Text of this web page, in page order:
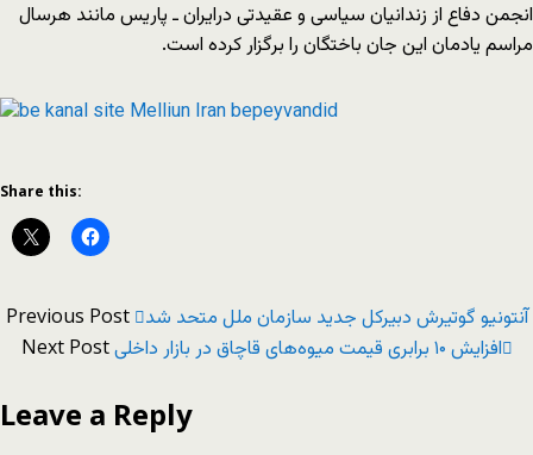
انجمن دفاع از زندانیان سیاسی و عقیدتی درایران ـ پاریس مانند هرسال
مراسم یادمان این جان باختگان را برگزار کرده است.
Share this:
Previous Post آنتونیو گوتیرش دبیرکل جدید سازمان ملل متحد شد
Next Post افزایش ۱۰ برابری قیمت میوه‌های قاچاق در بازار داخلی
Leave a Reply